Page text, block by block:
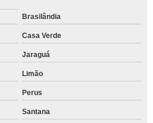
Brasilândia
Casa Verde
Jaraguá
Limão
Perus
Santana